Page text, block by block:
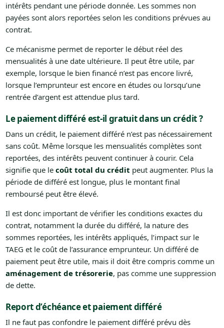
intérêts pendant une période donnée. Les sommes non
payées sont alors reportées selon les conditions prévues au
contrat.
Ce mécanisme permet de reporter le début réel des
mensualités à une date ultérieure. Il peut être utile, par
exemple, lorsque le bien financé n’est pas encore livré,
lorsque l’emprunteur est encore en études ou lorsqu’une
rentrée d’argent est attendue plus tard.
Le paiement différé est-il gratuit dans un crédit ?
Dans un crédit, le paiement différé n’est pas nécessairement
sans coût. Même lorsque les mensualités complètes sont
reportées, des intérêts peuvent continuer à courir. Cela
signifie que le coût total du crédit peut augmenter. Plus la
période de différé est longue, plus le montant final
remboursé peut être élevé.
Il est donc important de vérifier les conditions exactes du
contrat, notamment la durée du différé, la nature des
sommes reportées, les intérêts appliqués, l’impact sur le
TAEG et le coût de l’assurance emprunteur. Un différé de
paiement peut être utile, mais il doit être compris comme un
aménagement de trésorerie, pas comme une suppression
de dette.
Report d’échéance et paiement différé
Il ne faut pas confondre le paiement différé prévu dès